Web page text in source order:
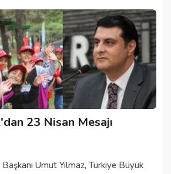
23 Nisan Mesajı
Umut Yılmaz, Türkiye Büyük